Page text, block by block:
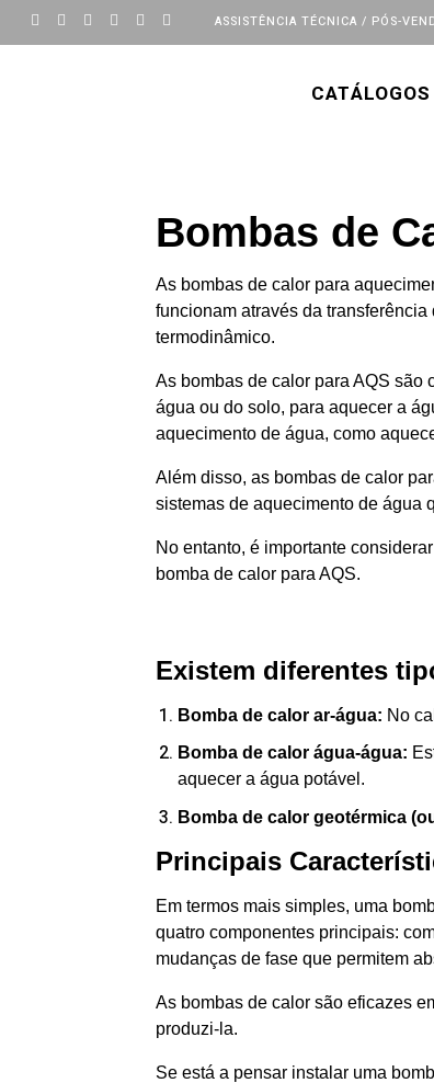
ASSISTÊNCIA TÉCNICA / PÓS-
CATÁLOGOS
Bombas de
As bombas de calor para
funcionam através da
termodinâmico.
As bombas de calor para AQS são
água ou do solo, para aquecer a
aquecimento de água, como
Além disso, as bombas de calor
sistemas de aquecimento de água
No entanto, é importante
bomba de calor para AQS.
Existem diferentes
Bomba de calor ar-água: No
Bomba de calor água-água:
aquecer a água potável.
Bomba de calor geotérmica
Principais
Em termos mais simples, uma
quatro componentes principais:
mudanças de fase que permitem
As bombas de calor são eficazes
produzi-la.
Se está a pensar instalar uma